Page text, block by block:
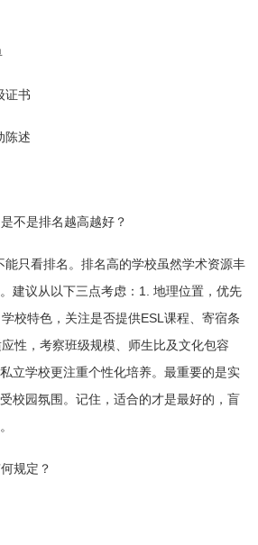
证书
陈述
不是排名越高越好？
能只看排名。排名高的学校虽然学术资源丰
建议从以下三点考虑：1. 地理位置，优先
校特色，关注是否提供ESL课程、寄宿条
性，考察班级规模、师生比及文化包容
立学校更注重个性化培养。最重要的是实
校园氛围。记住，适合的才是最好的，盲
规定？